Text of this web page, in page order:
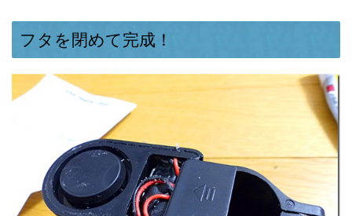
フタを閉めて完成！